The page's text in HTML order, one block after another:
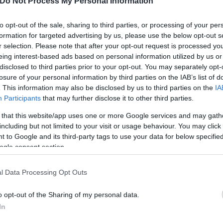
opt-out of the sale, sharing to third parties, or processing of your
for targeted advertising by us, please use the below opt-out
selection. Please note that after your opt-out request is processed
interest-based ads based on personal information utilized by us
to third parties prior to your opt-out. You may separately
of your personal information by third parties on the IAB’s list of
This information may also be disclosed by us to third parties on the
Participants that may further disclose it to other third parties.
that this website/app uses one or more Google services and may
but not limited to your visit or usage behaviour. You may
to Google and its third-party tags to use your data for below
consent section.
Data Processing Opt Outs
opt-out of the Sharing of my personal data.
ΝΔ με προτάσεις περί «εγγυήσεων»,
τα κόμματα που έχουν συνδιαμορφώσει το
του και τις πολιτικές επιλογές του, να
της καταστολής, του αυταρχισμού, των
κεφαλαίου».